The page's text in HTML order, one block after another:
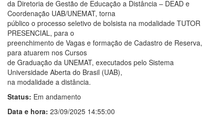
da Diretoria de Gestão de Educação a Distância – DEAD e
Coordenação UAB/UNEMAT, torna
público o processo seletivo de bolsista na modalidade TUTOR
PRESENCIAL, para o
preenchimento de Vagas e formação de Cadastro de Reserva,
para atuarem nos Cursos
de Graduação da UNEMAT, executados pelo Sistema
Universidade Aberta do Brasil (UAB),
na modalidade a distância.
Status: Em andamento
Data e hora: 23/09/2025 14:55:00